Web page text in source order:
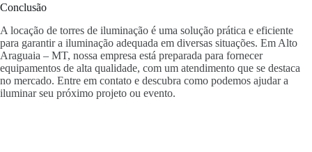
Conclusão
A locação de torres de iluminação é uma solução prática e eficiente
para garantir a iluminação adequada em diversas situações. Em Alto
Araguaia – MT, nossa empresa está preparada para fornecer
equipamentos de alta qualidade, com um atendimento que se destaca
no mercado. Entre em contato e descubra como podemos ajudar a
iluminar seu próximo projeto ou evento.